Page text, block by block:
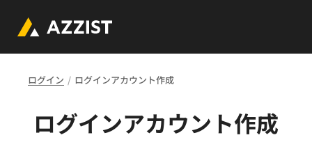
ログイン ログインアカウント作成
ログインアカウント作成